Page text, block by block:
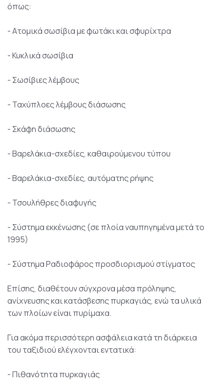
όπως:
- Ατομικά σωσίβια με φωτάκι και σφυρίχτρα
- Κυκλικά σωσίβια
- Σωσίβιες λέμβους
- Ταχύπλοες λέμβους διάσωσης
- Σκάφη διάσωσης
- Βαρελάκια-σχεδίες, καθαιρούμενου τύπου
- Βαρελάκια-σχεδίες, αυτόματης ρήψης
- Τσουλήθρες διαφυγής
- Σύστημα εκκένωσης (σε πλοία ναυπηγημένα μετά το
1995)
- Σύστημα Ραδιοφάρος προσδιορισμού στίγματος
Επίσης, διαθέτουν σύγχρονα μέσα πρόληψης,
ανίχνευσης και κατάσβεσης πυρκαγιάς, ενώ τα υλικά
των πλοίων είναι πυρίμαχα.
Για ακόμα περισσότερη ασφάλεια κατά τη διάρκεια
του ταξιδιού ελέγχονται εντατικά:
- Πιθανότητα πυρκαγιάς